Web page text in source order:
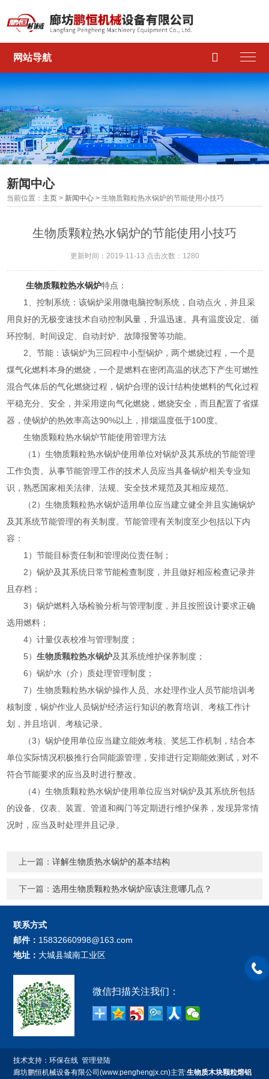
网站导航 
新闻中心
当前位置： 主页 > 新闻中心 > 生物质颗粒热水锅炉的节能使用小技巧
生物质颗粒热水锅炉的节能使用小技巧
更新时间：2019-11-13 点击次数：1280
生物质颗粒热水锅炉特点：
1、控制系统：该锅炉采用微电脑控制系统，自动点火，并且采
用良好的无极变速技术自动控制风量，升温迅速。具有温度设定、循
环控制、时间设定、自动封炉、故障报警等功能。
2、节能：该锅炉为三回程中小型锅炉，两个燃烧过程，一个是
煤气化燃料本身的燃烧，一个是燃料在密闭高温的状态下产生可燃性
混合气体后的气化燃烧过程，锅炉合理的设计结构使燃料的气化过程
平稳充分、安全，并采用逆向气化燃烧，燃烧安全，而且配置了省煤
器，使锅炉的热效率高达90%以上，排烟温度低于100度。
生物质颗粒热水锅炉节能使用管理方法
（1）生物质颗粒热水锅炉使用单位对锅炉及其系统的节能管理
工作负责。从事节能管理工作的技术人员应当具备锅炉相关专业知
识，熟悉国家相关法律、法规、安全技术规范及其相应规范。
（2）生物质颗粒热水锅炉适用单位应当建立健全并且实施锅炉
及其系统节能管理的有关制度。节能管理有关制度至少包括以下内
容：
1）节能目标责任制和管理岗位责任制；
2）锅炉及其系统日常节能检查制度，并且做好相应检查记录并
且存档；
3）锅炉燃料入场检验分析与管理制度，并且按照设计要求正确
选用燃料；
4）计量仪表校准与管理制度；
5）生物质颗粒热水锅炉及其系统维护保养制度；
6）锅炉水（介）质处理管理制度；
7）生物质颗粒热水锅炉操作人员、水处理作业人员节能培训考
核制度，锅炉作业人员锅炉经济运行知识的教育培训、考核工作计
划，并且培训、考核记录。
（3）锅炉使用单位应当建立能效考核、奖惩工作机制，结合本
单位实际情况积极推行合同能源管理，安排进行定期能效测试，对不
符合节能要求的应当及时进行整改。
（4）生物质颗粒热水锅炉使用单位应当对锅炉及其系统所包括
的设备、仪表、装置、管道和阀门等定期进行维护保养，发现异常情
况时，应当及时处理并且记录。
上一篇：详解生物质热水锅炉的基本结构
下一篇：选用生物质颗粒热水锅炉应该注意哪几点？
联系方式
邮件： 15832660998@163.com
地址： 大城县城南工业区
微信扫描关注我们：
技术支持：环保在线 管理登陆
廊坊鹏恒机械设备有限公司(www.penghengjx.cn)主营:生物质木块颗粒熔铝